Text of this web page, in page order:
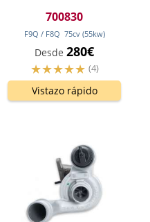
700830
F9Q / F8Q 75cv (55kw)
Desde 280€
(4)
Vistazo rápido